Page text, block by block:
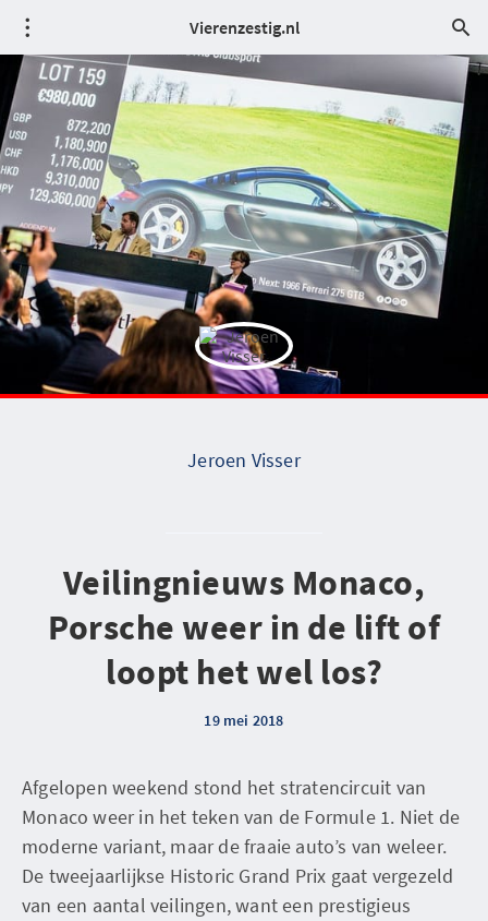
Vierenzestig.nl
Jeroen Visser
Veilingnieuws Monaco,
Porsche weer in de lift of
loopt het wel los?
19 mei 2018
Afgelopen weekend stond het stratencircuit van
Monaco weer in het teken van de Formule 1. Niet de
moderne variant, maar de fraaie auto’s van weleer.
De tweejaarlijkse Historic Grand Prix gaat vergezeld
van een aantal veilingen, want een prestigieus